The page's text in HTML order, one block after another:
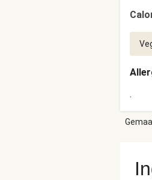
.